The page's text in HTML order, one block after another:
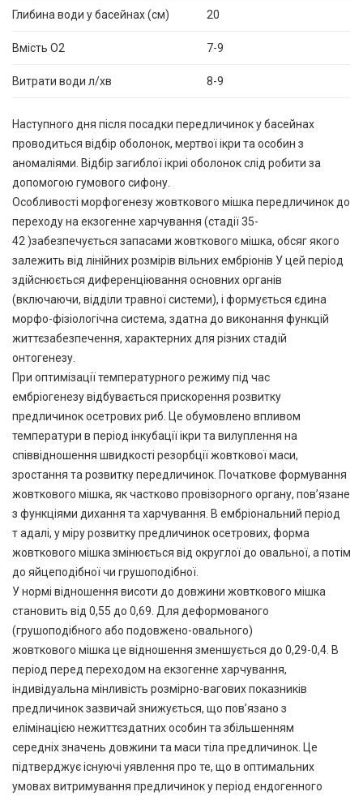
Глибина води у басейнах (см) 20
Вмість О2 7-9
Витрати води л/хв 8-9
Наступного дня після посадки передличинок у басейнах
проводиться відбір оболонок, мертвої ікри та особин з
аномаліями. Відбір загиблої ікриі оболонок слід робити за
допомогою гумового сифону.
Особливості морфогенезу жовткового мішка передличинок до
переходу на екзогенне харчування (стадії 35-
42 )забезпечується запасами жовткового мішка, обсяг якого
залежить від лінійних розмірів вільних ембріонів У цей період
здійснюється диференціювання основних органів
(включаючи, відділи травної системи), і формується єдина
морфо-фізіологічна система, здатна до виконання функцій
життєзабезпечення, характерних для різних стадій
онтогенезу.
При оптимізації температурного режиму під час
ембріогенезу відбувається прискорення розвитку
предличинок осетрових риб. Це обумовлено впливом
температури в період інкубації ікри та вилуплення на
співвідношення швидкості резорбції жовткової маси,
зростання та розвитку передличинок. Початкове формування
жовткового мішка, як частково провізорного органу, пов’язане
з функціями дихання та харчування. В ембріональний період
т адалі, у міру розвитку предличинок осетрових, форма
жовткового мішка змінюється від округлої до овальної, а потім
до яйцеподібної чи грушоподібної.
У нормі відношення висоти до довжини жовткового мішка
становить від 0,55 до 0,69. Для деформованого
(грушоподібного або подовжено-овального)
жовткового мішка це відношення зменшується до 0,29-0,4. В
період перед переходом на екзогенне харчування,
індивідуальна мінливість розмірно-вагових показників
предличинок зазвичай знижується, що пов’язано з
елімінацією нежиттєздатних особин та збільшенням
середніх значень довжини та маси тіла предличинок. Це
підтверджує існуючі уявлення про те, що в оптимальних
умовах витримування предличинок у період ендогенного